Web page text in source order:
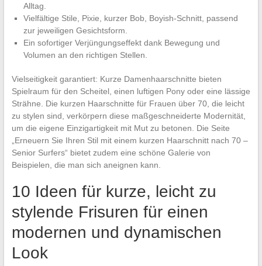
Alltag.
Vielfältige Stile, Pixie, kurzer Bob, Boyish-Schnitt, passend
zur jeweiligen Gesichtsform.
Ein sofortiger Verjüngungseffekt dank Bewegung und
Volumen an den richtigen Stellen.
Vielseitigkeit garantiert: Kurze Damenhaarschnitte bieten
Spielraum für den Scheitel, einen luftigen Pony oder eine lässige
Strähne. Die kurzen Haarschnitte für Frauen über 70, die leicht
zu stylen sind, verkörpern diese maßgeschneiderte Modernität,
um die eigene Einzigartigkeit mit Mut zu betonen. Die Seite
„Erneuern Sie Ihren Stil mit einem kurzen Haarschnitt nach 70 –
Senior Surfers“ bietet zudem eine schöne Galerie von
Beispielen, die man sich aneignen kann.
10 Ideen für kurze, leicht zu
stylende Frisuren für einen
modernen und dynamischen
Look